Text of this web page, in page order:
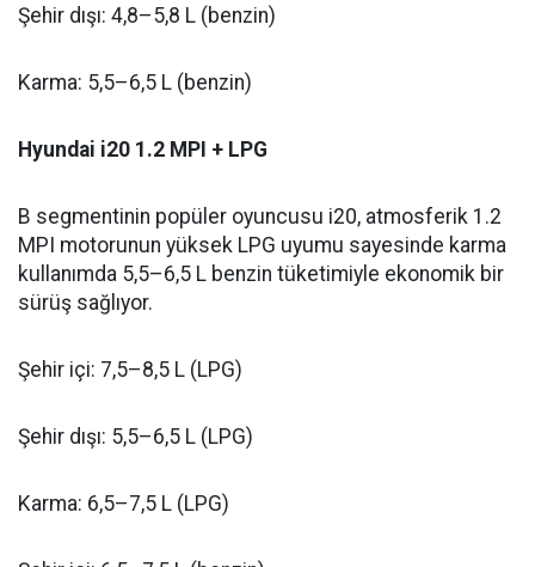
Şehir dışı: 4,8–5,8 L (benzin)
Karma: 5,5–6,5 L (benzin)
Hyundai i20 1.2 MPI + LPG
B segmentinin popüler oyuncusu i20, atmosferik 1.2
MPI motorunun yüksek LPG uyumu sayesinde karma
kullanımda 5,5–6,5 L benzin tüketimiyle ekonomik bir
sürüş sağlıyor.
Şehir içi: 7,5–8,5 L (LPG)
Şehir dışı: 5,5–6,5 L (LPG)
Karma: 6,5–7,5 L (LPG)